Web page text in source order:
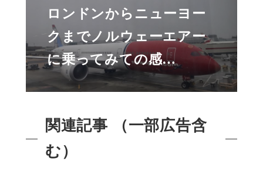
ロンドンからニューヨー
クまでノルウェーエアー
に乗ってみての感…
関連記事 （一部広告含
む）